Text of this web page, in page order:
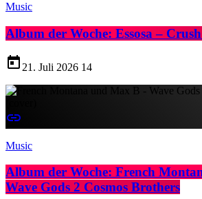
Music
Album der Woche: Essosa –
today 21. Juli 2026 14
insert_link
Music
Album der Woche: French
Wave Gods 2 Cosmos Brothers